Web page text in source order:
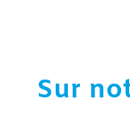
Sur